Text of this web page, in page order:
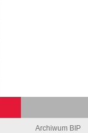
Archiwum BIP